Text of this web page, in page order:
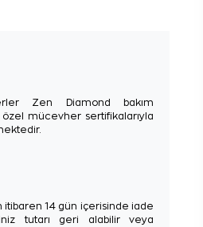
Zen Diamond bakım
özel mücevher sertifikalarıyla
itibaren 14 gün içerisinde iade
tutarı geri alabilir veya